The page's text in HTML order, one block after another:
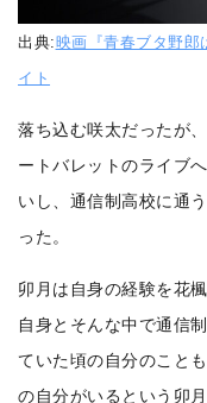
出典:映画『青春ブタ野郎
イト
落ち込む咲太だったが
ートバレットのライブ
いし、通信制高校に通
った。
卯月は自身の経験を花
自身とそんな中で通信
ていた頃の自分のこと
の自分がいるという卯